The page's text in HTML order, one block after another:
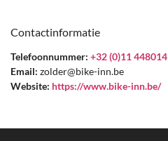
Contactinformatie
Telefoonnummer: +32 (0)11 448014
Email: zolder@bike-inn.be
Website: https://www.bike-inn.be/